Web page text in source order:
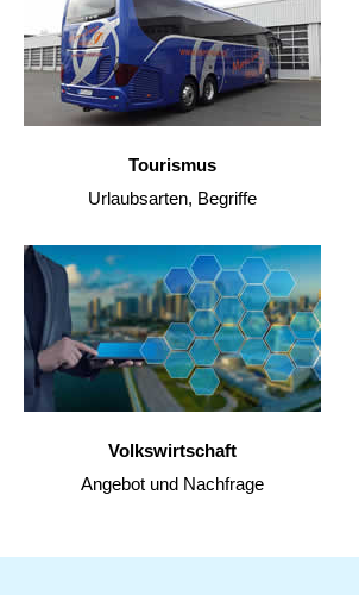
Tourismus
Urlaubsarten, Begriffe
Volkswirtschaft
Angebot und Nachfrage